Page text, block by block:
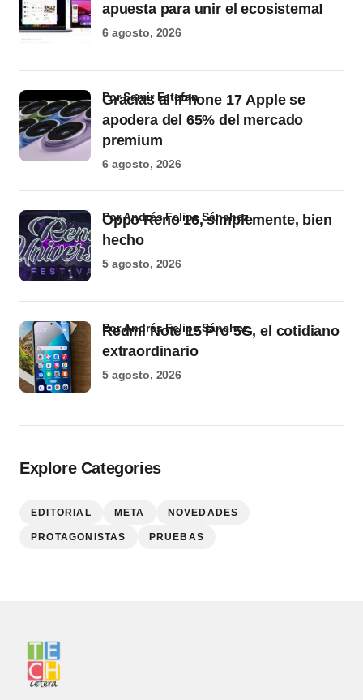
apuesta para unir el ecosistema!
6 agosto, 2026
Gracias al iPhone 17 Apple se
apodera del 65% del mercado
premium
por Samir Estefan
6 agosto, 2026
Oppo Reno 16, simplemente, bien
hecho
por Andrés Felipe Sánchez
5 agosto, 2026
Redmi Note 15 Pro 5G, el cotidiano
extraordinario
por Andrés Felipe Sánchez
5 agosto, 2026
Explore Categories
EDITORIAL META NOVEDADES
PROTAGONISTAS PRUEBAS